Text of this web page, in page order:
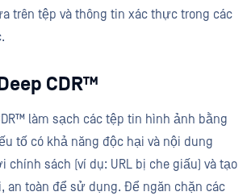
trên tệp và thông tin xác thực trong các
CDR™
làm sạch các tệp tin hình ảnh bằng
tố có khả năng độc hại và nội dung
chính sách (ví dụ: URL bị che giấu) và tạo
an toàn để sử dụng. Để ngăn chặn các